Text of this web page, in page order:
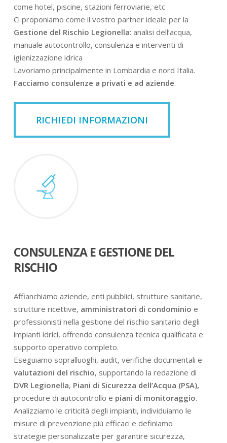
come hotel, piscine, stazioni ferroviarie, etc
Ci proponiamo come il vostro partner ideale per la
Gestione del Rischio Legionella: analisi dell’acqua,
manuale autocontrollo, consulenza e interventi di
igienizzazione idrica
Lavoriamo principalmente in Lombardia e nord Italia.
Facciamo consulenze a privati e ad aziende.
RICHIEDI INFORMAZIONI
CONSULENZA E GESTIONE DEL
RISCHIO
Affianchiamo aziende, enti pubblici, strutture sanitarie,
strutture ricettive, amministratori di condominio e
professionisti nella gestione del rischio sanitario degli
impianti idrici, offrendo consulenza tecnica qualificata e
supporto operativo completo.
Eseguiamo sopralluoghi, audit, verifiche documentali e
valutazioni del rischio, supportando la redazione di
DVR Legionella, Piani di Sicurezza dell’Acqua (PSA),
procedure di autocontrollo e piani di monitoraggio.
Analizziamo le criticità degli impianti, individuiamo le
misure di prevenzione più efficaci e definiamo
strategie personalizzate per garantire sicurezza,